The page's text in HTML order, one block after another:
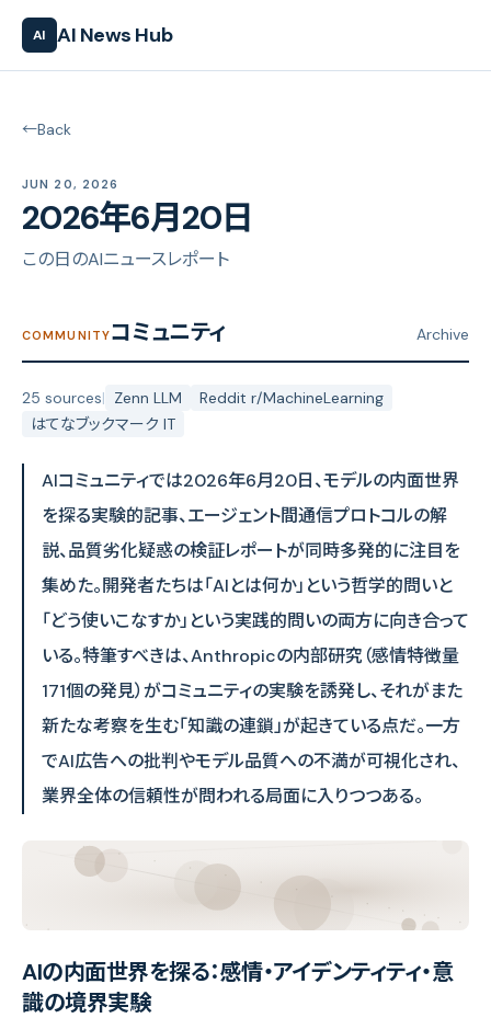
AI AI News Hub
←Back
JUN 20, 2026
2026年6月20日
この日のAIニュースレポート
COMMUNITYコミュニティ Archive
25 sources| Zenn LLM
Reddit r/MachineLearning
はてなブックマーク IT
AIコミュニティでは2026年6月20日、モデルの内面世界
を探る実験的記事、エージェント間通信プロトコルの解
説、品質劣化疑惑の検証レポートが同時多発的に注目を
集めた。開発者たちは「AIとは何か」という哲学的問いと
「どう使いこなすか」という実践的問いの両方に向き合って
いる。特筆すべきは、Anthropicの内部研究（感情特徴量
171個の発見）がコミュニティの実験を誘発し、それがまた
新たな考察を生む「知識の連鎖」が起きている点だ。一方
でAI広告への批判やモデル品質への不満が可視化され、
業界全体の信頼性が問われる局面に入りつつある。
AIの内面世界を探る：感情・アイデンティティ・意
識の境界実験